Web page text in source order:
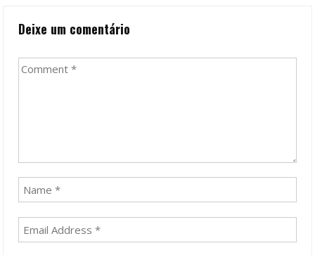
Deixe um comentário